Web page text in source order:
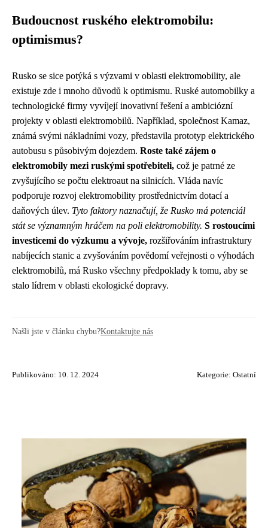
Budoucnost ruského elektromobilu:
optimismus?
Rusko se sice potýká s výzvami v oblasti elektromobility, ale
existuje zde i mnoho důvodů k optimismu. Ruské automobilky a
technologické firmy vyvíjejí inovativní řešení a ambiciózní
projekty v oblasti elektromobilů. Například, společnost Kamaz,
známá svými nákladními vozy, představila prototyp elektrického
autobusu s působivým dojezdem. Roste také zájem o
elektromobily mezi ruskými spotřebiteli, což je patrné ze
zvyšujícího se počtu elektroaut na silnicích. Vláda navíc
podporuje rozvoj elektromobility prostřednictvím dotací a
daňových úlev. Tyto faktory naznačují, že Rusko má potenciál
stát se významným hráčem na poli elektromobility. S rostoucími
investicemi do výzkumu a vývoje, rozšiřováním infrastruktury
nabíjecích stanic a zvyšováním povědomí veřejnosti o výhodách
elektromobilů, má Rusko všechny předpoklady k tomu, aby se
stalo lídrem v oblasti ekologické dopravy.
Našli jste v článku chybu?Kontaktujte nás
Publikováno: 10. 12. 2024 Kategorie: Ostatní